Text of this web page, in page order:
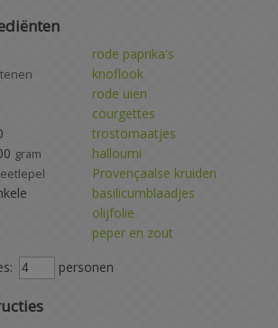
rode paprika's
tenen
knoflook
rode uien
courgettes
trostomaatjes
gram
halloumi
eetlepel
Provençaalse kruiden
basilicumblaadjes
olijfolie
peper en zout
personen